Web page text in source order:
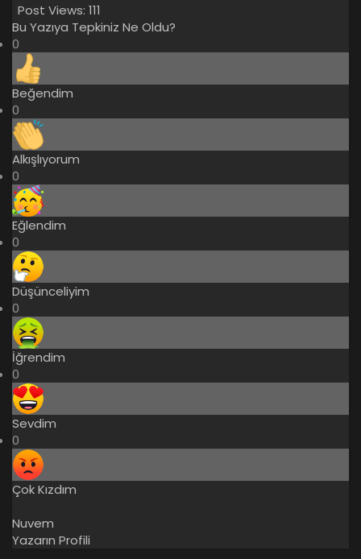
Post Views: 111
Bu Yazıya Tepkiniz Ne Oldu?
0
Beğendim
0
Alkışlıyorum
0
Eğlendim
0
Düşünceliyim
0
İğrendim
0
Sevdim
0
Çok Kızdım
Nuvem
Yazarın Profili